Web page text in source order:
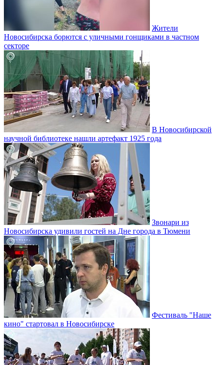
Жители
Новосибирска борются с уличными гонщиками в частном
секторе
В Новосибирской
научной библиотеке нашли артефакт 1925 года
Звонари из
Новосибирска удивили гостей на Дне города в Тюмени
Фестиваль "Наше
кино" стартовал в Новосибирске